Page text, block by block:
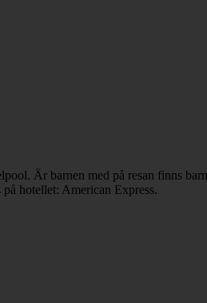
Är barnen med på resan finns
hotellet: American Express.